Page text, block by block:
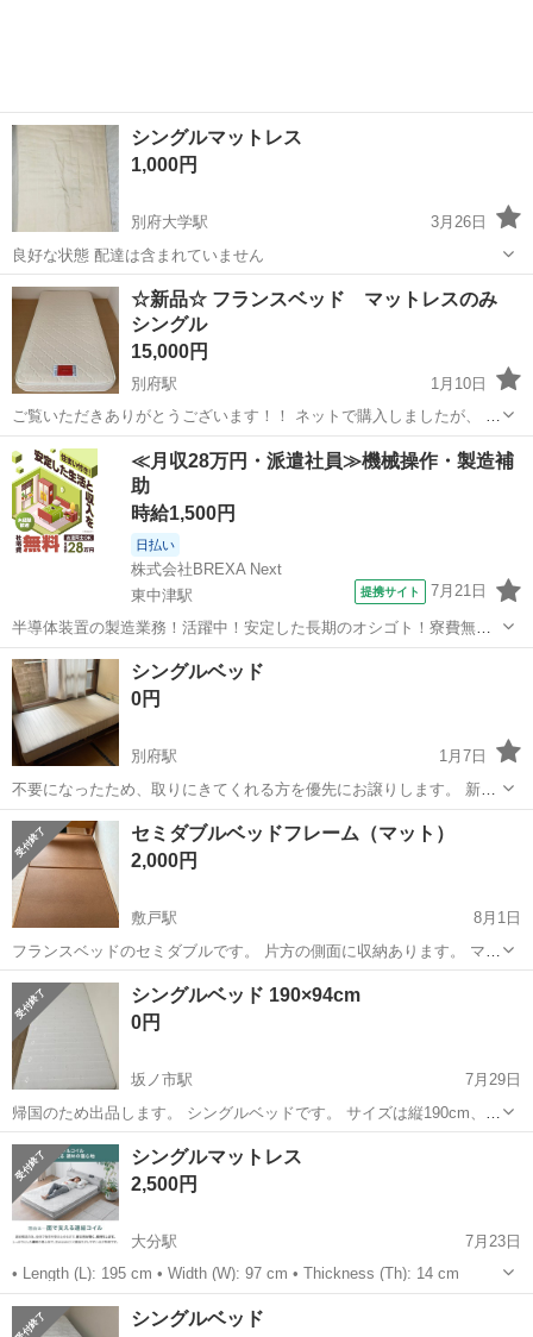
シングルマットレス
1,000円
別府大学駅
3月26日
良好な状態 配達は含まれていません
大分 別府市 別府大学駅 シングル
☆新品☆ フランスベッド マットレスのみ
シングル
15,000円
別府駅
1月10日
ご覧いただきありがとうございます！！ ネットで購入しましたが、 ダ
ブルを買ったつもりがボタンの押し間違えで シングルベッドでしたの
でお譲りします💦 開封はしていますが未使用です。 自宅保管のためそ
大分 別府市 別府駅 ベッド フランスベッド
≪月収28万円・派遣社員≫機械操作・製造補
助
時給1,500円
日払い
株式会社BREXA Next
東中津駅
提携サイト 7月21日
半導体装置の製造業務！活躍中！安定した長期のオシゴト！寮費無料
★赴任旅費会社負担◎20代～40代の男性活躍中★未経験活躍中！高時
給1,500円！《大分県中津市》 人気の工場のお仕事 ◇半導体装置内部
のシート製造◇ ＊クリー...
大分 中津市 東中津駅 その他
シングルベッド
0円
別府駅
1月7日
不要になったため、取りにきてくれる方を優先にお譲りします。 新品
で購入して3年使いました。
大分 別府市 別府駅
セミダブルベッドフレーム（マット）
2,000円
敷戸駅
8月1日
フランスベッドのセミダブルです。 片方の側面に収納あります。 マッ
トもフランスベッドですが、 必要な方のみどうぞ。 ＊自宅（実家）ま
で直接引き取り限定です。 ＊搬出・運搬は購入者様でお願いいたしま
す。 一軒...
大分 大分市 敷戸駅 ベッド
シングルベッド 190×94cm
0円
坂ノ市駅
7月29日
帰国のため出品します。 シングルベッドです。 サイズは縦190cm、横
94cmです。 約4か月使用しましたが、問題なく使用できます。 大きな
大分 大分市 坂ノ市駅 ベッド
シングルマットレス
2,500円
大分駅
7月23日
• Length (L): 195 cm • Width (W): 97 cm • Thickness (Th): 14 cm
大分 大分市 大分駅 ベッド
シングルベッド